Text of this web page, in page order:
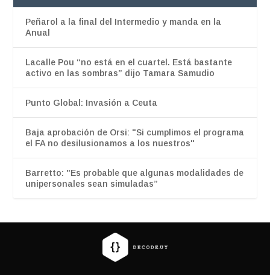
Peñarol a la final del Intermedio y manda en la
Anual
Lacalle Pou “no está en el cuartel. Está bastante
activo en las sombras” dijo Tamara Samudio
Punto Global: Invasión a Ceuta
Baja aprobación de Orsi: "Si cumplimos el programa
el FA no desilusionamos a los nuestros"
Barretto: "Es probable que algunas modalidades de
unipersonales sean simuladas”